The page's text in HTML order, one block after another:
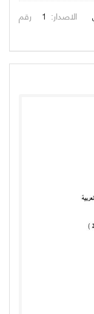
الاصدار: 1
رقم